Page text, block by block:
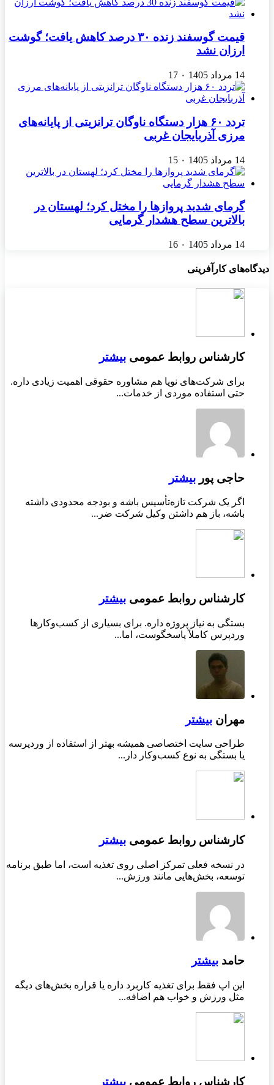
قیمت گوسفند زنده ۳۰ درصد کاهش یافت؛ گوشت
ارزان نشد
14 مرداد 1405 ۰ 17
تردد ۶۰ هزار دستگاه ناوگان ترانزیتی از پایانه‌های
مرزی آذربایجان ‌غربی
14 مرداد 1405 ۰ 15
گرمای شدید پروازها را مختل کرد؛ لهستان در
بالاترین سطح هشدار گرمایی
14 مرداد 1405 ۰ 16
دیدگاه‌های کارآفرینی
کارشناس روابط عمومی بیشتر
برای شرکت‌های نوپا هم مشاوره حقوقی اهمیت زیادی داره.
حتی استفاده موردی از خدمات...
حاجی پور بیشتر
اگر یک شرکت تازه‌تأسیس باشه و بودجه محدودی داشته
باشه، باز هم داشتن وکیل شرکت ضر...
کارشناس روابط عمومی بیشتر
بستگی به نیاز پروژه داره. برای بسیاری از کسب‌وکارها
وردپرس کاملاً پاسخگوست، اما...
مهران بیشتر
طراحی سایت اختصاصی همیشه بهتر از استفاده از وردپرسه
یا بستگی به نوع کسب‌وکار دار...
کارشناس روابط عمومی بیشتر
در نسخه فعلی تمرکز اصلی روی تغذیه است، اما طبق برنامه
توسعه، بخش‌هایی مانند ورزش...
حامد بیشتر
این اپ فقط برای تغذیه کاربرد داره یا قراره بخش‌های دیگه
مثل ورزش و خواب هم اضافه...
کارشناس روابط عمومی بیشتر